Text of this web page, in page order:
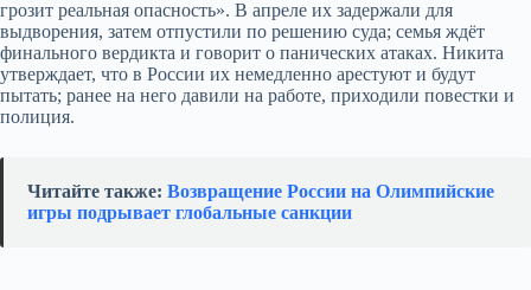
грозит реальная опасность». В апреле их задержали для
выдворения, затем отпустили по решению суда; семья ждёт
финального вердикта и говорит о панических атаках. Никита
утверждает, что в России их немедленно арестуют и будут
пытать; ранее на него давили на работе, приходили повестки и
полиция.
Читайте также: Возвращение России на Олимпийские
игры подрывает глобальные санкции